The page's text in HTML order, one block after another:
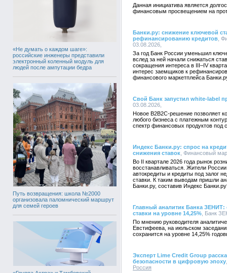
«Не думать о каждом шаге»:
российские инженеры представили
электронный коленный модуль для
людей после ампутации бедра
Путь возвращения: школа №2000
организовала паломнический маршрут
для семей героев
Данная инициатива является
финансовым просвещением на
Банки.ру: снижение ключевой
рефинансированию кредитов ,
03.08.2026,
За год Банк России уменьшил
вслед за ней начали снижаться
сокращения интереса в III–IV
интерес заемщиков к
финансового маркетплейса
Свой Банк запустил white-label
03.08.2026,
Новое B2B2C-решение позволяет
любого бизнеса с платежным
спектр финансовых продуктов под
Индекс Банки.ру: спрос на
снижения ставок , Финансовый
Во II квартале 2026 года рынок
восстанавливаться. Жители
автокредиты и кредиты под залог
ставки. К таким выводам пришли
Банки.ру, составив Индекс
Главный аналитик Банка
ставки на уровне 14,25% , Банк
По мнению руководителя
Евстифеева, на июльском
сохранится на уровне 14,25%
Эксперт Lime Credit Group
безопасности в цифровую эпоху
Россия